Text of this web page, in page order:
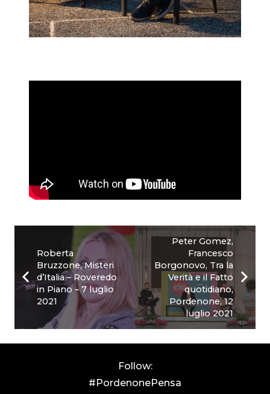
Roberta
Bruzzone, Misteri
d’Italia – Roveredo
in Piano – 7 luglio
2021
Peter Gomez,
Francesco
Borgonovo, Tra la
Verità e il Fatto
quotidiano,
Pordenone, 12
luglio 2021
Follow:
#PordenonePensa